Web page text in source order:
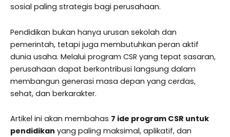
sosial paling strategis bagi perusahaan.
Pendidikan bukan hanya urusan sekolah dan
pemerintah, tetapi juga membutuhkan peran aktif
dunia usaha. Melalui program CSR yang tepat sasaran,
perusahaan dapat berkontribusi langsung dalam
membangun generasi masa depan yang cerdas,
sehat, dan berkarakter.
Artikel ini akan membahas 7 ide program CSR untuk
pendidikan yang paling maksimal, aplikatif, dan